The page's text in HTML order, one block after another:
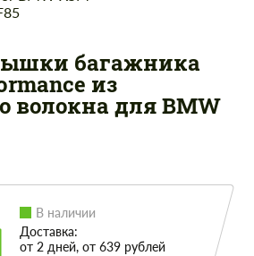
багажника
из
волокна для BMW
В наличии
Доставка:
от 2 дней, от 639 рублей